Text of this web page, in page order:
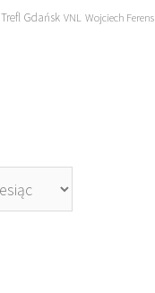
Trefl Gdańsk VNL Wojciech Ferens